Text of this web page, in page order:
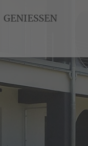
GENIESSEN